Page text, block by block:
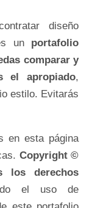
diseño
un portafolio
comparar y
el apropiado,
estilo. Evitarás
en esta página
Copyright ©
los derechos
el uso de